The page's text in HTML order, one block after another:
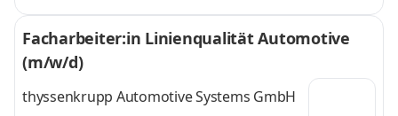
Facharbeiter:in Linienqualität Automotive
(m/w/d)
thyssenkrupp Automotive Systems GmbH